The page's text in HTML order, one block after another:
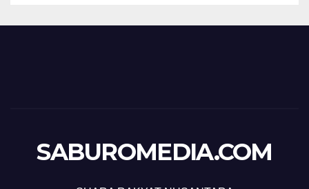
SABUROMEDIA.COM